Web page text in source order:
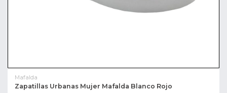
Mafalda
Zapatillas Urbanas Mujer Mafalda Blanco Rojo